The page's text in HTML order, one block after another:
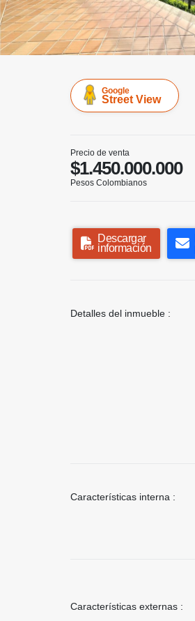
Google
Street View
Precio de venta
$1.450.000.000
Pesos Colombianos
Descargar
información
Detalles del inmueble :
Características interna :
Características externas :